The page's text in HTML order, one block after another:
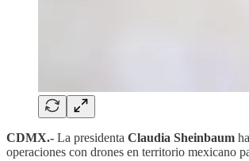
CDMX.- La presidenta Claudia Sheinbaum
operaciones con drones en territorio mexicano